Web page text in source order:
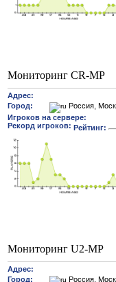
Мониторинг CR-MP
Мониторинг U2-MP